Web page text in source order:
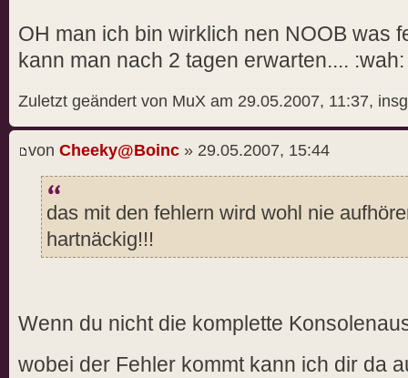
OH man ich bin wirklich nen NOOB was
kann man nach 2 tagen erwarten.... :wah:
Zuletzt geändert von MuX am 29.05.2007, 11:37,
von Cheeky@Boinc » 29.05.2007, 15:44
das mit den fehlern wird wohl nie
hartnäckig!!!
Wenn du nicht die komplette
wobei der Fehler kommt kann ich dir da